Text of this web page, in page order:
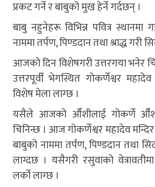
प्रकट गर्ने र बाबुको मुख हेर्ने गर्दछन् ।
बाबु नहुनेहरू विभिन्न पवित्र
नाममा तर्पण, पिण्डदान तथा श्राद्ध गरी
आजको दिन विशेषगरी उत्तरगया भनेर
उत्तरपूर्वी भेगस्थित गोकर्णेश्वर
विशेष मेला लाग्छ ।
यसैले आजको औँशीलाई गोकर्णे
चिनिन्छ । आज गोकर्णेश्वर महादेव
बाबुको नाममा तर्पण, पिण्डदान तथा
लाग्दछ । यसैगरी रसुवाको
लर्को लाग्छ ।